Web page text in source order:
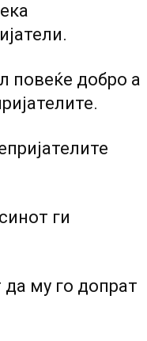
повеќе добро а
ги
му го допрат